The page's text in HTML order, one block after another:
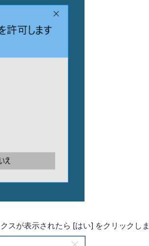
スが表示されたら [はい] をクリックし